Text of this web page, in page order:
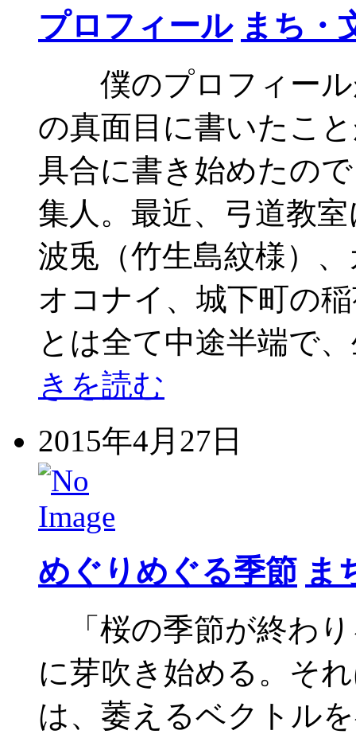
プロフィール まち・
僕のプロフィール
の真面目に書いたこ
具合に書き始めたの
集人。最近、弓道教
波兎（竹生島紋様）
オコナイ、城下町の
とは全て中途半端で
きを読む
2015年4月27日
めぐりめぐる季節 ま
「桜の季節が終わ
に芽吹き始める。そ
は、萎えるベクトル